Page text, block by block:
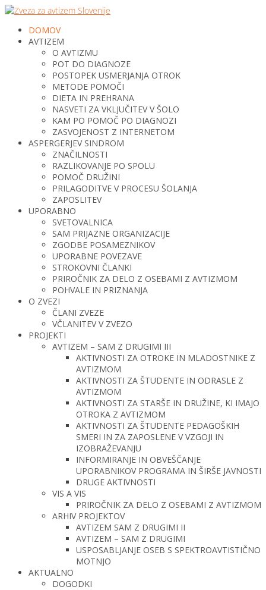
DOMOV
AVTIZEM
O AVTIZMU
POT DO DIAGNOZE
POSTOPEK USMERJANJA OTROK
METODE POMOČI
DIETA IN PREHRANA
NASVETI ZA VKLJUČITEV V ŠOLO
KAM PO POMOČ PO DIAGNOZI
ZASVOJENOST Z INTERNETOM
ASPERGERJEV SINDROM
ZNAČILNOSTI
RAZLIKOVANJE PO SPOLU
POMOČ DRUŽINI
PRILAGODITVE V PROCESU ŠOLANJA
ZAPOSLITEV
UPORABNO
SVETOVALNICA
SAM PRIJAZNE ORGANIZACIJE
ZGODBE POSAMEZNIKOV
UPORABNE POVEZAVE
STROKOVNI ČLANKI
PRIROČNIK ZA DELO Z OSEBAMI Z AVTIZMOM
POHVALE IN PRIZNANJA
O ZVEZI
ČLANI ZVEZE
VČLANITEV V ZVEZO
PROJEKTI
AVTIZEM – SAM Z DRUGIMI III
AKTIVNOSTI ZA OTROKE IN MLADOSTNIKE Z
AVTIZMOM
AKTIVNOSTI ZA ŠTUDENTE IN ODRASLE Z
AVTIZMOM
AKTIVNOSTI ZA STARŠE IN DRUŽINE, KI IMAJO
OTROKA Z AVTIZMOM
AKTIVNOSTI ZA ŠTUDENTE PEDAGOŠKIH
SMERI IN ZA ZAPOSLENE V VZGOJI IN
IZOBRAŽEVANJU
INFORMIRANJE IN OBVEŠČANJE
UPORABNIKOV PROGRAMA IN ŠIRŠE JAVNOSTI
DRUGE AKTIVNOSTI
VIS A VIS
PRIROČNIK ZA DELO Z OSEBAMI Z AVTIZMOM
ARHIV PROJEKTOV
AVTIZEM SAM Z DRUGIMI II
AVTIZEM – SAM Z DRUGIMI
USPOSABLJANJE OSEB S SPEKTROAVTISTIČNO
MOTNJO
AKTUALNO
DOGODKI